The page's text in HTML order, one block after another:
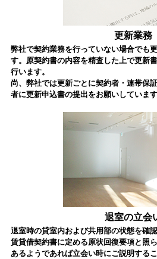
更新業務
弊社で契約業務を行っていない場合でも
す。原契約書の内容を精査した上で更新
行います。
尚、弊社では更新ごとに契約者・連帯保
者に更新申込書の提出をお願いしています
退室の立会
退室時の貸室内および共用部の状態を確認
賃貸借契約書に定める原状回復要項と照
あるようであれば立会い時にご説明する